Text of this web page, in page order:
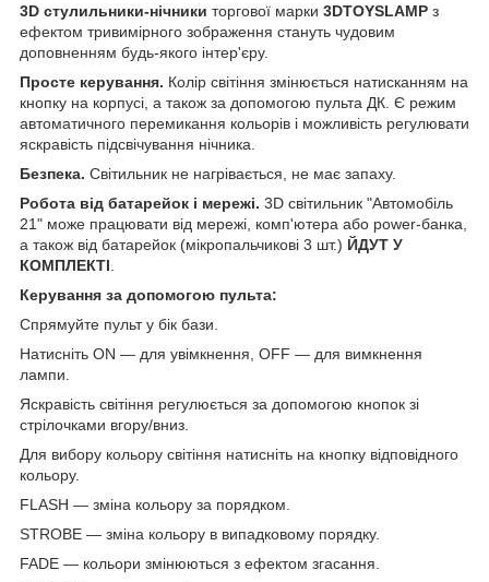
3D стулильники-нічники торгової марки 3DTOYSLAMP з
ефектом тривимірного зображення стануть чудовим
доповненням будь-якого інтер'єру.
Просте керування. Колір світіння змінюється натисканням на
кнопку на корпусі, а також за допомогою пульта ДК. Є режим
автоматичного перемикання кольорів і можливість регулювати
яскравість підсвічування нічника.
Безпека. Світильник не нагрівається, не має запаху.
Робота від батарейок і мережі. 3D світильник "Автомобіль
21" може працювати від мережі, комп'ютера або power-банка,
а також від батарейок (мікропальчикові 3 шт.) ЙДУТ У
КОМПЛЕКТІ
Керування за допомогою пульта:
Спрямуйте пульт у бік бази.
Натисніть ON — для увімкнення, OFF — для вимкнення
лампи.
Яскравість світіння регулюється за допомогою кнопок зі
стрілочками вгору/вниз.
Для вибору кольору світіння натисніть на кнопку відповідного
кольору.
FLASH — зміна кольору за порядком.
STROBE — зміна кольору в випадковому порядку.
FADE — кольори змінюються з ефектом згасання.